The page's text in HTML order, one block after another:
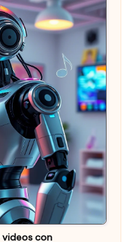
videos con